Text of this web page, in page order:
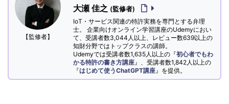
【監修者】
大瀬 佳之 (監修者)
IoT・サービス関連の特許実務を専門とする弁理
士。 企業向けオンライン学習講座のUdemyにおい
て、受講者数3,044人以上、レビュー数639以上の
知財分野ではトップクラスの講師。
Udemyでは受講者数1,635人以上の『初心者でもわ
かる特許の書き方講座 』、受講者数1,842人以上の
『はじめて使うChatGPT講座 』を提供。